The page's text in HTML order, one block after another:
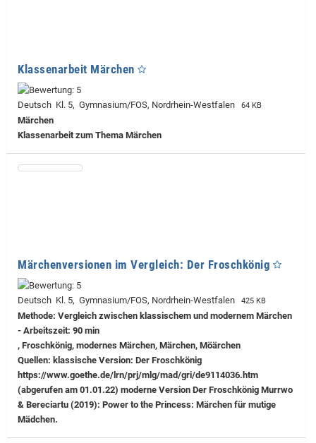
Klassenarbeit Märchen
Deutsch Kl. 5, Gymnasium/FOS, Nordrhein-Westfalen 64 KB
Märchen
Klassenarbeit zum Thema Märchen
Märchenversionen im Vergleich: Der Froschkönig
Deutsch Kl. 5, Gymnasium/FOS, Nordrhein-Westfalen 425 KB
Methode: Vergleich zwischen klassischem und modernem Märchen
- Arbeitszeit: 90 min
, Froschkönig, modernes Märchen, Märchen, Möärchen
Quellen: klassische Version: Der Froschkönig
https://www.goethe.de/lrn/prj/mlg/mad/gri/de9114036.htm
(abgerufen am 01.01.22) moderne Version Der Froschkönig Murrwo
& Bereciartu (2019): Power to the Princess: Märchen für mutige
Mädchen.